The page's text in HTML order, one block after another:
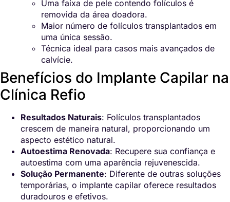
Uma faixa de pele contendo folículos é
removida da área doadora.
Maior número de folículos transplantados em
uma única sessão.
Técnica ideal para casos mais avançados de
calvície.
Benefícios do Implante Capilar na
Clínica Refio
Resultados Naturais: Folículos transplantados
crescem de maneira natural, proporcionando um
aspecto estético natural.
Autoestima Renovada: Recupere sua confiança e
autoestima com uma aparência rejuvenescida.
Solução Permanente: Diferente de outras soluções
temporárias, o implante capilar oferece resultados
duradouros e efetivos.